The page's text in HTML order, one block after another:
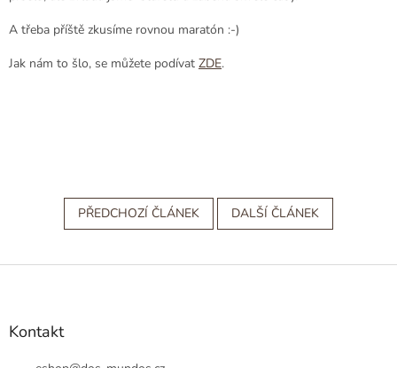
A třeba příště zkusíme rovnou maratón :-)
Jak nám to šlo, se můžete podívat ZDE.
PŘEDCHOZÍ ČLÁNEK DALŠÍ ČLÁNEK
Z
Kontakt